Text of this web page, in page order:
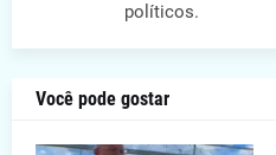
políticos.
Você pode gostar